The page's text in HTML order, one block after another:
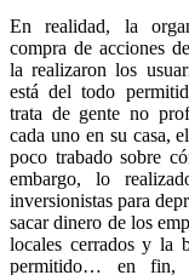
En realidad, la
compra de acciones
la realizaron los
está del todo
trata de gente no
cada uno en su casa,
poco trabado sobre
embargo, lo
inversionistas para
sacar dinero de los
locales cerrados y la
permitido… en fin,